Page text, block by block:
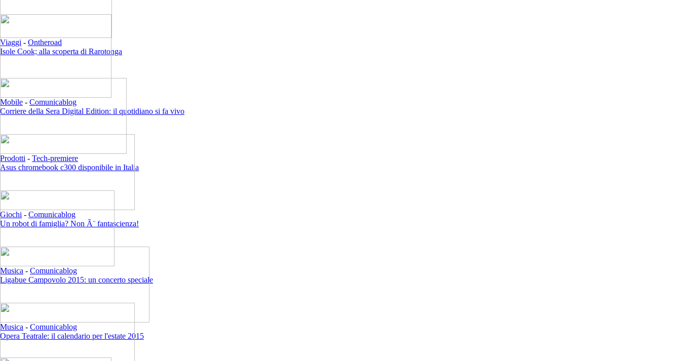
Viaggi - Ontheroad
Isole Cook; alla scoperta di Rarotonga
Mobile - Comunicablog
Corriere della Sera Digital Edition: il quotidiano si fa vivo
Prodotti - Tech-premiere
Asus chromebook c300 disponibile in Italia
Giochi - Comunicablog
Un robot di famiglia? Non Ã¨ fantascienza!
Musica - Comunicablog
Ligabue Campovolo 2015: un concerto speciale
Musica - Comunicablog
Opera Teatrale: il calendario per l'estate 2015